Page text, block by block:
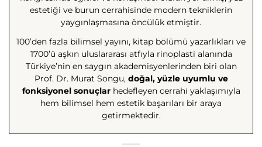
estetiği ve burun cerrahisinde modern tekniklerin
yaygınlaşmasına öncülük etmiştir.
100’den fazla bilimsel yayını, kitap bölümü yazarlıkları ve
1700’ü aşkın uluslararası atfıyla rinoplasti alanında
Türkiye’nin en saygın akademisyenlerinden biri olan
Prof. Dr. Murat Songu, doğal, yüzle uyumlu ve
fonksiyonel sonuçlarhedefleyen cerrahi yaklaşımıyla
hem bilimsel hem estetik başarıları bir araya
getirmektedir.